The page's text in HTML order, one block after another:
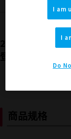
2022 年上映的
登场。
商品规格
I am
I
Do